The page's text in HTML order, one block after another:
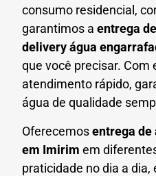
consumo residencial,
garantimos a entrega
delivery água
que você precisar. Com
atendimento rápido,
água de qualidade
Oferecemosentrega de
em Imirim em
praticidade no dia a